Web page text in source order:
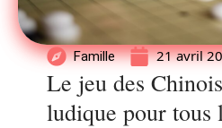
Famille 21 avril
Le jeu des
ludique pour tous